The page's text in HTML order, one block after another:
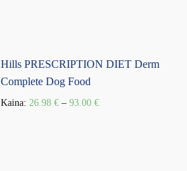
Hills PRESCRIPTION DIET Derm
Complete Dog Food
Kaina: 26.98€ –93.00€